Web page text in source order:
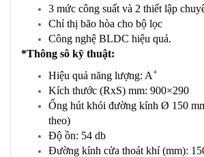
3 mức công suất và 2 thiết lập
Chỉ thị bão hòa cho bộ lọc
Công nghệ BLDC hiệu quả.
*Thông sô kỹ thuật:
Hiệu quả năng lượng: A+
Kích thước (RxS) mm: 900×290
Ống hút khói đường kính Ø 150
theo)
Độ ồn: 54 db
Đường kính cửa thoát khí (mm):